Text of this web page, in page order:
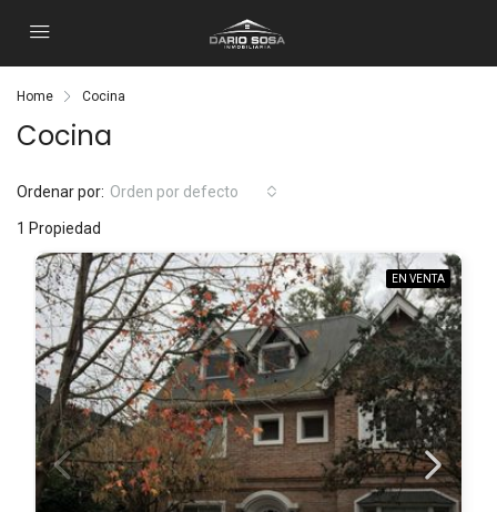
Home Cocina
Cocina
1 Propiedad
Ordenar por: Orden por defecto
EN VENTA